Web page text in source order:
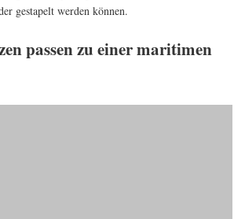
gestapelt werden können.
passen zu einer maritimen